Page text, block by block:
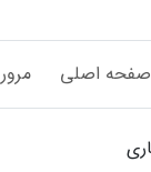
صفحه اصلی مرور